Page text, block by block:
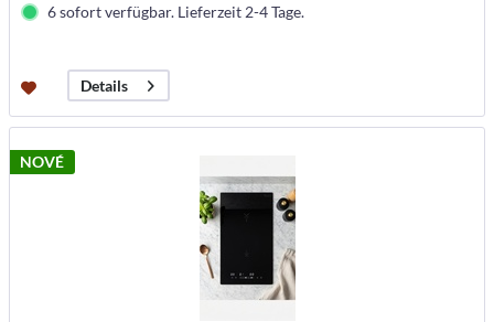
6 sofort verfügbar. Lieferzeit 2-4 Tage.
Details
NOVÉ